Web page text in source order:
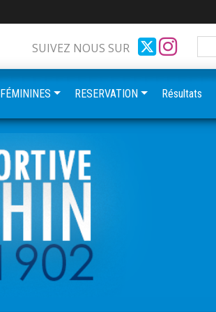
SUIVEZ NOUS SUR
FÉMININES RESERVATION Résultats